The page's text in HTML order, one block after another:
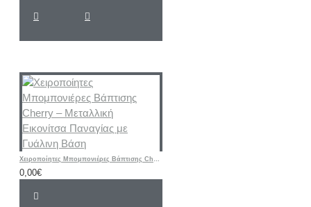
Χειροποίητες Μπομπονιέρες Βάπτισης Cherry – Μεταλλική Εικονίτσα Παναγίας με Γυάλινη Βάση
0,00€